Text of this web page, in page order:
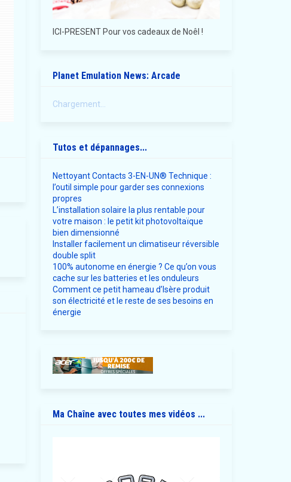
ICI-PRESENT Pour vos cadeaux de Noêl !
Planet Emulation News: Arcade
Chargement...
Tutos et dépannages...
Nettoyant Contacts 3-EN-UN® Technique :
l’outil simple pour garder ses connexions
propres
L’installation solaire la plus rentable pour
votre maison : le petit kit photovoltaïque
bien dimensionné
Installer facilement un climatiseur réversible
double split
100% autonome en énergie ? Ce qu’on vous
cache sur les batteries et les onduleurs
Comment ce petit hameau d’Isère produit
son électricité et le reste de ses besoins en
énergie
Ma Chaîne avec toutes mes vidéos ...